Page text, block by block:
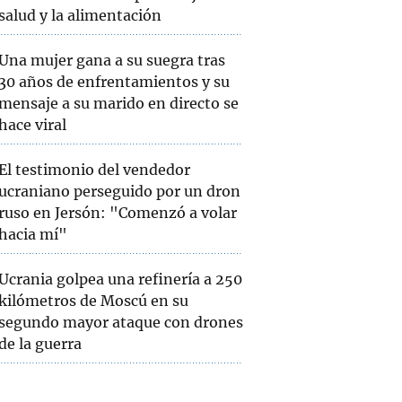
y la alimentación
mujer gana a su suegra tras
30 años de enfrentamientos y su
a su marido en directo se
viral
testimonio del vendedor
perseguido por un dron
en Jersón: "Comenzó a volar
mí"
golpea una refinería a 250
de Moscú en su
mayor ataque con drones
la guerra